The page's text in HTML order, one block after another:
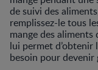
de suivi des
remplissez-le tous
mange des
lui permet
besoin pour